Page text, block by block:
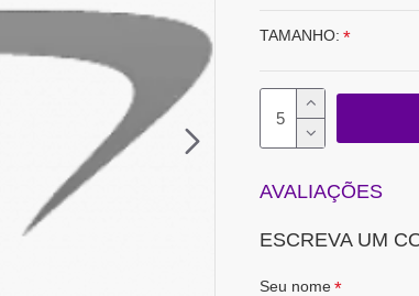
TAMANHO:
AVALIAÇÕES
ESCREVA UM
Seu nome